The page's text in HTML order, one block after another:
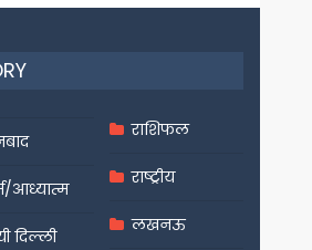
आध्यात्म
दिल्ली
राशिफल
राष्ट्रीय
लखनऊ